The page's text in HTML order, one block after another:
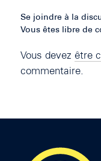
Se joindre à la
Vous êtes libre de
Vous devez être
commentaire.